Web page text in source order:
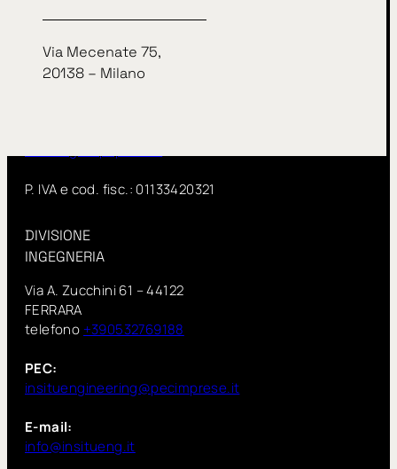
Via Mecenate 75,
20138 – Milano
Via Mecenate 75,
P. IVA e cod. fisc.: 01133420321
DIVISIONE
INGEGNERIA
Via A. Zucchini 61 – 44122
FERRARA
telefono +390532769188
PEC:
insituengineering@pecimprese.it
E-mail:
info@insitueng.it